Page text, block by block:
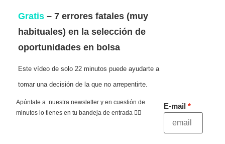
Gratis – 7 errores fatales (muy
habituales) en la selección de
oportunidades en bolsa
Este vídeo de solo 22 minutos puede ayudarte a
tomar una decisión de la que no arrepentirte.
Apúntate a nuestra newsletter y en cuestión de
minutos lo tienes en tu bandeja de entrada 👇🏻
E-mail